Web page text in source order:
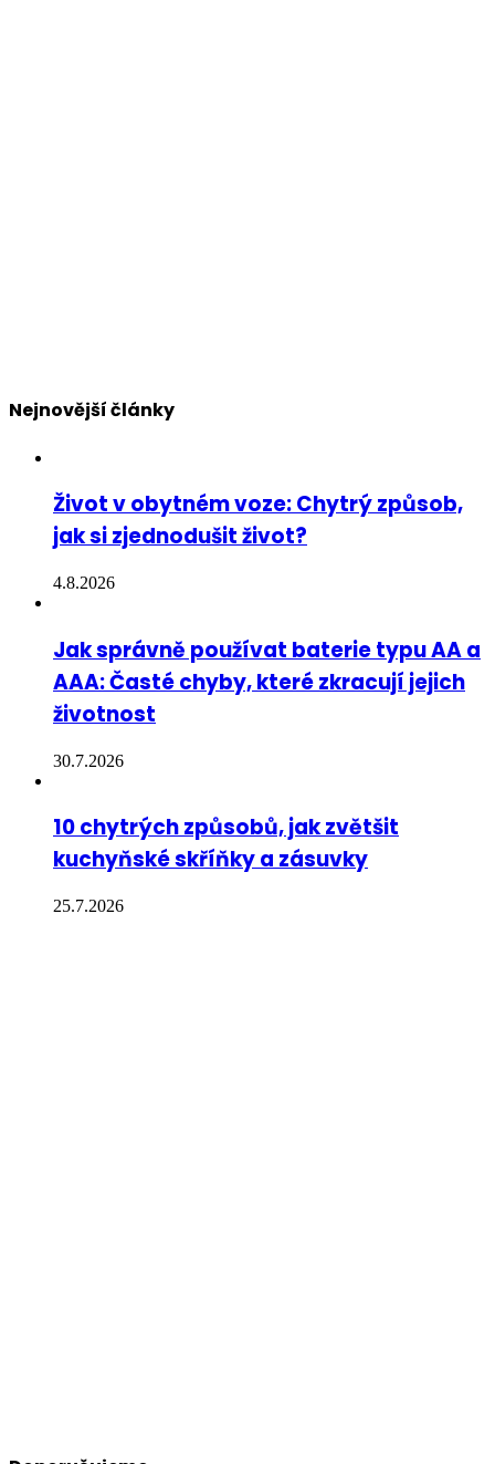
Nejnovější články
Život v obytném voze: Chytrý způsob,
jak si zjednodušit život?
4.8.2026
Jak správně používat baterie typu AA a
AAA: Časté chyby, které zkracují jejich
životnost
30.7.2026
10 chytrých způsobů, jak zvětšit
kuchyňské skříňky a zásuvky
25.7.2026